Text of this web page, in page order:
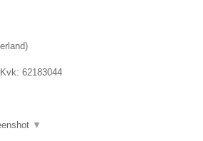
)
Kvk: 62183044
▼